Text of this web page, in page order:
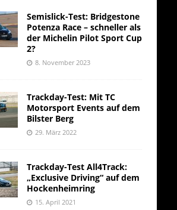
Semislick-Test: Bridgestone
Potenza Race – schneller als
der Michelin Pilot Sport Cup
2?
8. November 2023
Trackday-Test: Mit TC
Motorsport Events auf dem
Bilster Berg
29. März 2022
Trackday-Test All4Track:
„Exclusive Driving“ auf dem
Hockenheimring
15. April 2021